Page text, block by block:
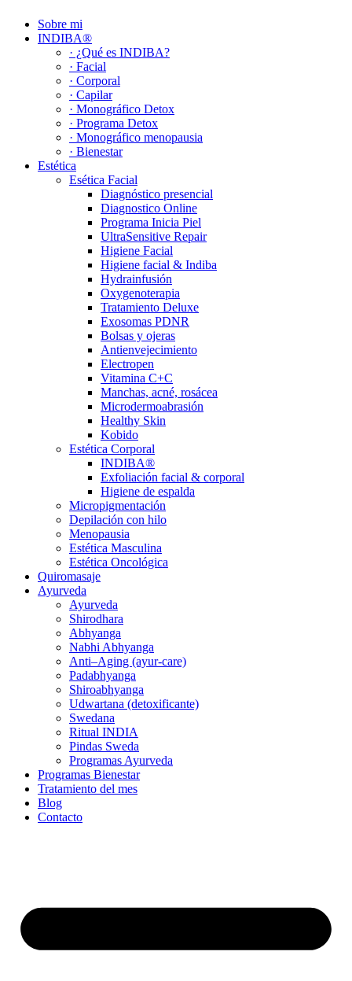
Sobre mi
INDIBA®
· ¿Qué es INDIBA?
· Facial
· Corporal
· Capilar
· Monográfico Detox
· Programa Detox
· Monográfico menopausia
· Bienestar
Estética
Esética Facial
Diagnóstico presencial
Diagnostico Online
Programa Inicia Piel
UltraSensitive Repair
Higiene Facial
Higiene facial & Indiba
Hydrainfusión
Oxygenoterapia
Tratamiento Deluxe
Exosomas PDNR
Bolsas y ojeras
Antienvejecimiento
Electropen
Vitamina C+C
Manchas, acné, rosácea
Microdermoabrasión
Healthy Skin
Kobido
Estética Corporal
INDIBA®
Exfoliación facial & corporal
Higiene de espalda
Micropigmentación
Depilación con hilo
Menopausia
Estética Masculina
Estética Oncológica
Quiromasaje
Ayurveda
Ayurveda
Shirodhara
Abhyanga
Nabhi Abhyanga
Anti–Aging (ayur-care)
Padabhyanga
Shiroabhyanga
Udwartana (detoxificante)
Swedana
Ritual INDIA
Pindas Sweda
Programas Ayurveda
Programas Bienestar
Tratamiento del mes
Blog
Contacto